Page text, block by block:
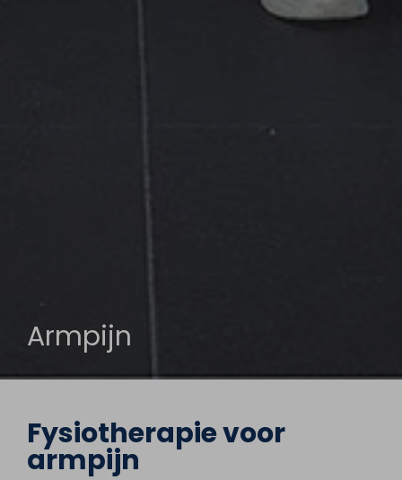
Armpijn
Fysiotherapie voor
armpijn